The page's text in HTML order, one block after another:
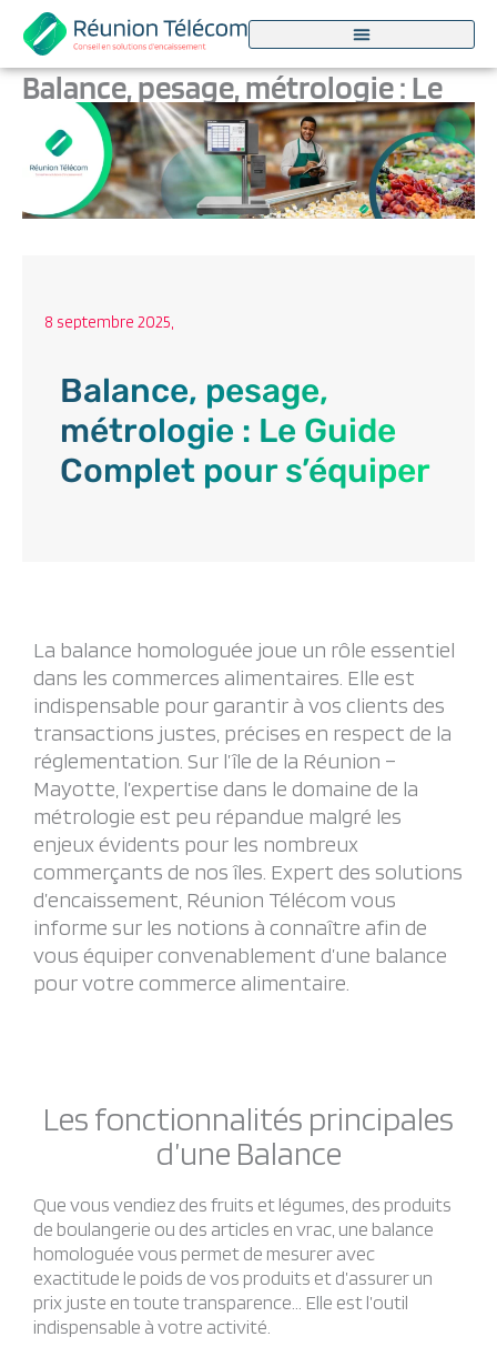
contenu
Balance, pesage, métrologie : Le
Guide Complet pour s’équiper
ParMarjorie Dufour/8 septembre 2025
8 septembre 2025,
Balance, pesage,
métrologie : Le Guide
Complet pour s’équiper
La balance homologuée joue un rôle essentiel
dans les commerces alimentaires. Elle est
indispensable pour garantir à vos clients des
transactions justes, précises en respect de la
réglementation. Sur l’île de la Réunion –
Mayotte, l’expertise dans le domaine de la
métrologie est peu répandue malgré les
enjeux évidents pour les nombreux
commerçants de nos îles. Expert des solutions
d’encaissement, Réunion Télécom vous
informe sur les notions à connaître afin de
vous équiper convenablement d’une balance
pour votre commerce alimentaire.
Les fonctionnalités principales
d’une Balance
Que vous vendiez des fruits et légumes, des produits
de boulangerie ou des articles en vrac, une balance
homologuée vous permet de mesurer avec
exactitude le poids de vos produits et d’assurer un
prix juste en toute transparence… Elle est l’outil
indispensable à votre activité.